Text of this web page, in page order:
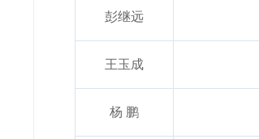
彭继远
王玉成
杨 鹏